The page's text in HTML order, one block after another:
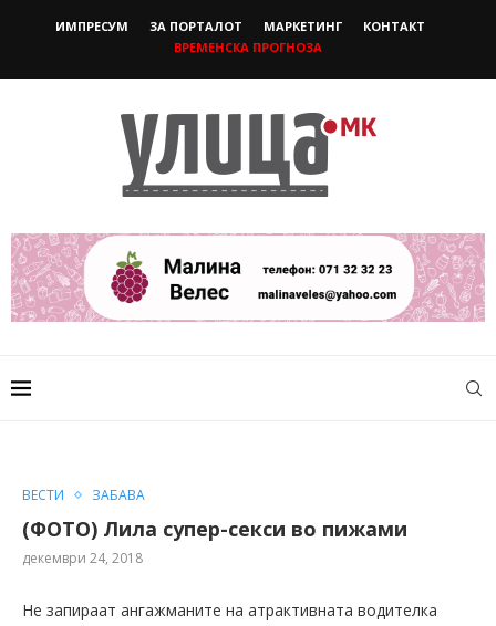
ИМПРЕСУМ ЗА ПОРТАЛОТ МАРКЕТИНГ
КОНТАКТ
ВРЕМЕНСКА ПРОГНОЗА
ВЕСТИ ЗАБАВА
(ФОТО) Лила супер-секси во пижами
декември 24, 2018
Не запираат ангажманите на атрактивната водителка